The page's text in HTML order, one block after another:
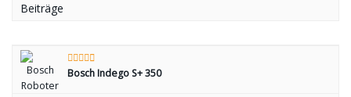
Beiträge
Bosch Indego S+ 350